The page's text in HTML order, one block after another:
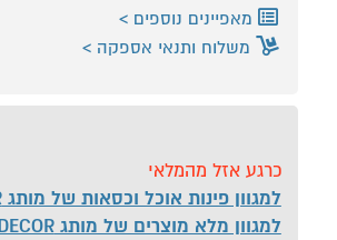
מאפיינים נוספים
משלוח ותנאי אספקה
כרגע אזל מהמלאי
למגוון פינות אוכל וכסאות של מותג HOME DECOR
למגוון מלא מוצרים של מותג HOME DECOR